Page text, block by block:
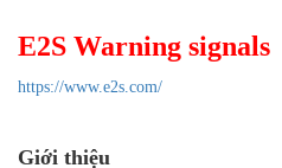
E2S Warning signals
https://www.e2s.com/
Giới thiệu